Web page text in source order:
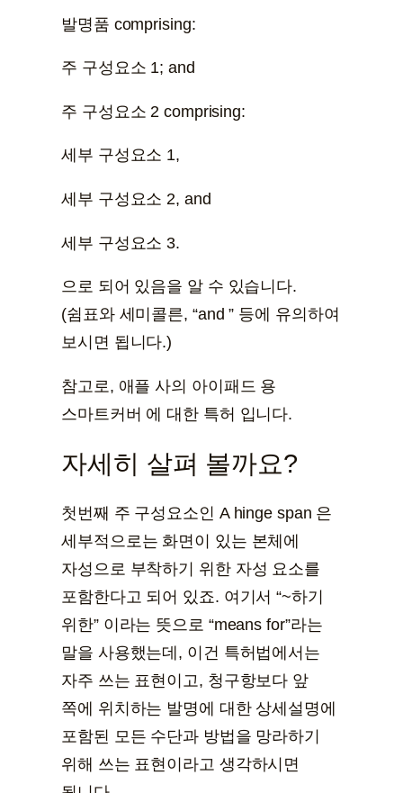
발명품 comprising:
주 구성요소 1; and
주 구성요소 2 comprising:
세부 구성요소 1,
세부 구성요소 2, and
세부 구성요소 3.
으로 되어 있음을 알 수 있습니다.
(쉼표와 세미콜른, “and ” 등에 유의하여
보시면 됩니다.)
참고로, 애플 사의 아이패드 용
스마트커버 에 대한 특허 입니다.
자세히 살펴 볼까요?
첫번째 주 구성요소인 A hinge span 은
세부적으로는 화면이 있는 본체에
자성으로 부착하기 위한 자성 요소를
포함한다고 되어 있죠. 여기서 “~하기
위한” 이라는 뜻으로 “means for”라는
말을 사용했는데, 이건 특허법에서는
자주 쓰는 표현이고, 청구항보다 앞
쪽에 위치하는 발명에 대한 상세설명에
포함된 모든 수단과 방법을 망라하기
위해 쓰는 표현이라고 생각하시면